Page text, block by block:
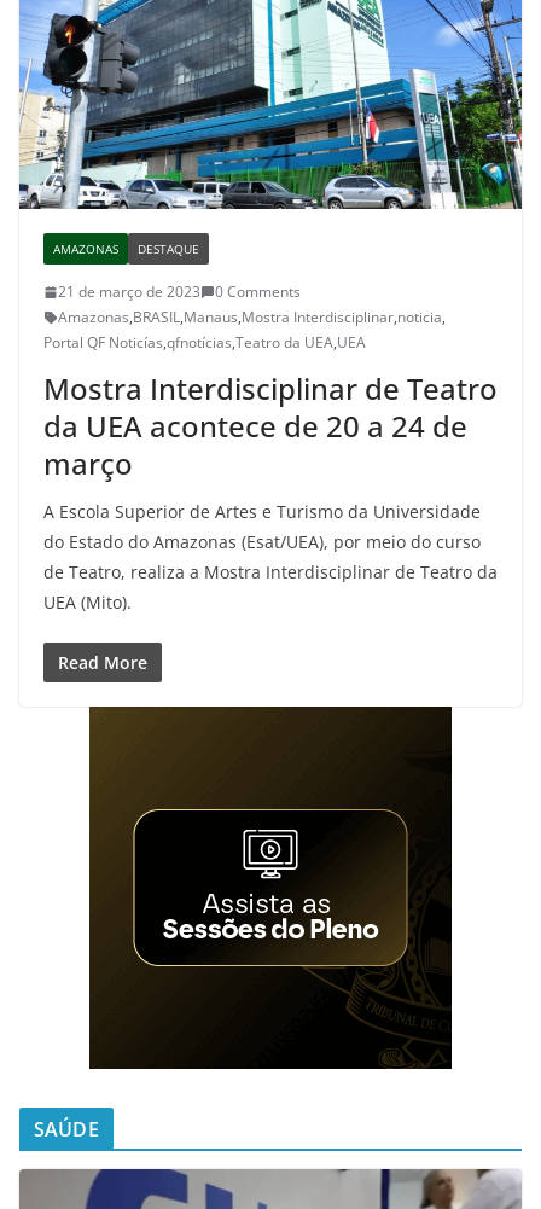
AMAZONAS DESTAQUE
21 de março de 2023
0 Comments
Amazonas,BRASIL,Manaus,Mostra Interdisciplinar,noticia,
Portal QF Noticías,qfnotícias,Teatro da UEA,UEA
Mostra Interdisciplinar de Teatro
da UEA acontece de 20 a 24 de
março
A Escola Superior de Artes e Turismo da Universidade
do Estado do Amazonas (Esat/UEA), por meio do curso
de Teatro, realiza a Mostra Interdisciplinar de Teatro da
UEA (Mito).
Read More
SAÚDE